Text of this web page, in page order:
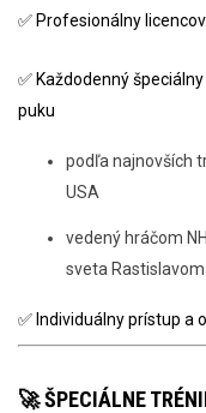
✅ Profesionálny
✅ Každodenný
puku
podľa najnovších
USA
vedený hráčom
sveta
✅ Individuálny prístup a
🚀 ŠPECIÁLNE